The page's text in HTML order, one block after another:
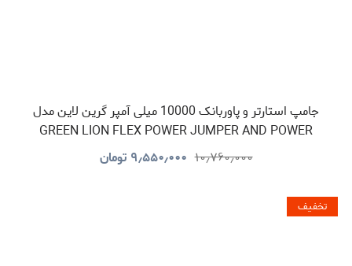
جامپ استارتر و پاوربانک 10000 میلی آمپر گرین لاین مدل
GREEN LION FLEX POWER JUMPER AND POWER
BANK GNFLXJUMP10GY
۱۰٫۷۶۰٫۰۰۰ ۹٫۵۵۰٫۰۰۰ تومان
تخفیف